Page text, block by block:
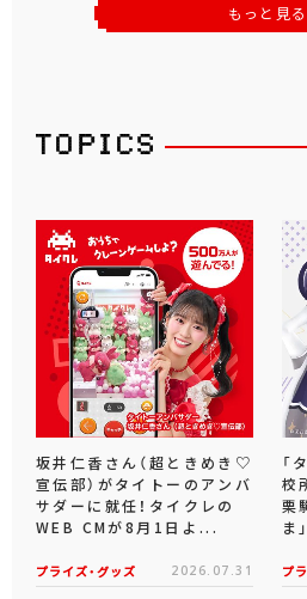
もっと見る
坂井仁香さん（超ときめき♡
宣伝部）がタイトーのアンバ
サダーに就任！タイクレの
WEB CMが8月1日よ...
プライズ・グッズ 2026.07.31
「
校
栗
ま
プ